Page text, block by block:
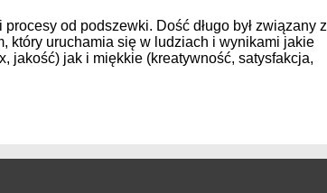
od podszewki. Dość długo był związany z
który uruchamia się w ludziach i wynikami jakie
jakość) jak i miękkie (kreatywność, satysfakcja,